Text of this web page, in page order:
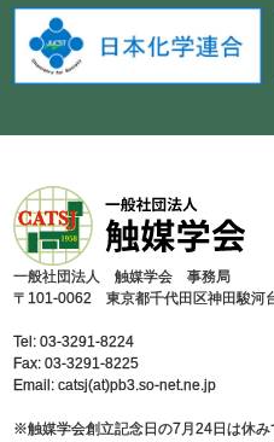
⼀般社団法⼈ 触媒学会 事務局
〒101-0062 東京都千代⽥区神⽥駿河
Tel: 03-3291-8224
Fax: 03-3291-8225
Email: catsj(at)pb3.so-net.ne.jp
※触媒学会創⽴記念⽇の7⽉24⽇は休み